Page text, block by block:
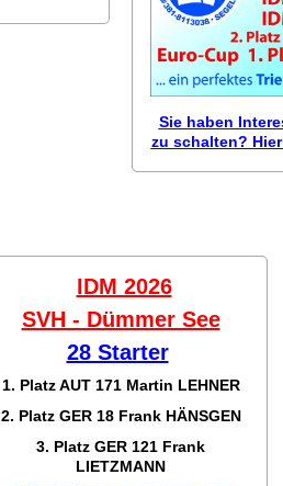
Sie haben
zu schalten?
IDM 2026
SVH - Dümmer See
28 Starter
1. Platz AUT 171 Martin LEHNER
2. Platz GER 18 Frank HÄNSGEN
3. Platz GER 121 Frank
LIETZMANN